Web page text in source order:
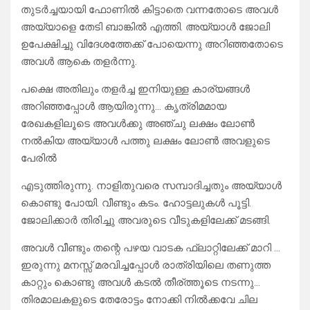
തുടർച്ചയായി ഫോണിൽ കിട്ടാതെ വന്നതോടെ അവൾ
അയ്യാളെ തേടി ബാങ്കിൽ എത്തി. അയ്യാൾ ജോലി
ഉപേക്ഷിച്ചു വിദേശത്തേക്ക് പോയെന്നു അറിഞ്ഞതോടെ
അവൾ ആകെ തളർന്നു.
പക്ഷെ അതിലും തളർച്ച ഇനിയുള്ള കാര്യങ്ങൾ
അറിഞ്ഞപ്പോൾ ആയിരുന്നു… കൃത്രിമമായ
രേഖകളിലൂടെ അവൾക്കു അഞ്ചു ലക്ഷം ലോൺ
നൽകിയ അയ്യാൾ പത്തു ലക്ഷം ലോൺ അവളുടെ
പേരിൽ
എടുത്തിരുന്നു. നാളിതുവരെ സമ്പാദിച്ചതും അയ്യാൾ
കൊണ്ടു പോയി. വീണ്ടും കടം. ഹോട്ടലുകൾ പൂട്ടി.
ജോലിക്കാർ തിരിച്ചു അവരുടെ വീടുകളിലേക്ക് മടങ്ങി.
അവൾ വീണ്ടും തന്റെ പഴയ വാടക ഫ്ലാറ്റിലേക്ക് മാറി …
ഇരുന്നു മനസ്സ് മരവിച്ചപ്പോൾ രാത്രിയിലെ തണുത്ത
കാറ്റും കൊണ്ടു അവൾ കടൽ തീര്ത്തൂടെ നടന്നു…
തിരമാലകളുടെ തേരോട്ടം നോക്കി നിൽക്കവേ ചില